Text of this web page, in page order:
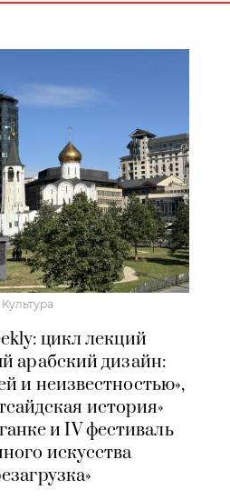
Культура
цикл лекций
арабский дизайн:
и неизвестностью»,
история»
и IV фестиваль
искусства